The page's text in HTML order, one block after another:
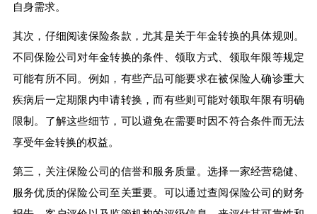
自身需求。
其次，仔细阅读保险条款，尤其是关于年金转换的具体规则。
不同保险公司对年金转换的条件、领取方式、领取年限等规定
可能有所不同。例如，有些产品可能要求在被保险人确诊重大
疾病后一定期限内申请转换，而有些则可能对领取年限有明确
限制。了解这些细节，可以避免在需要时因不符合条件而无法
享受年金转换的权益。
第三，关注保险公司的信誉和服务质量。选择一家经营稳健、
服务优质的保险公司至关重要。可以通过查阅保险公司的财务